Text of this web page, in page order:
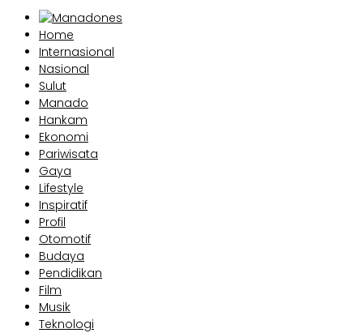
Home
Internasional
Nasional
Sulut
Manado
Hankam
Ekonomi
Pariwisata
Gaya
Lifestyle
Inspiratif
Profil
Otomotif
Budaya
Pendidikan
Film
Musik
Teknologi